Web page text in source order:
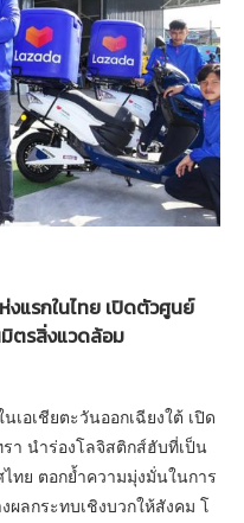
แรกในไทย เปิดตัวศูนย์
มิตรสิ่งแวดล้อม
อเชียตะวันออกเฉียงใต้ เปิด
า นำร่องโลจิสติกส์ฮับที่เป็น
ทย ตอกย้ำความมุ่งมั่นในการ
ผลกระทบเชิงบวกให้สังคม โ